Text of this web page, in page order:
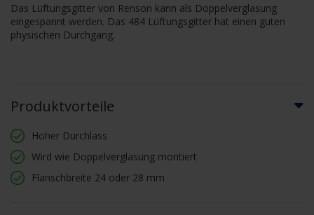
Das Lüftungsgitter von Renson kann als Doppelverglasung
eingespannt werden. Das 484 Lüftungsgitter hat einen guten
physischen Durchgang.
Produktvorteile
Hoher Durchlass
Wird wie Doppelverglasung montiert
Flanschbreite 24 oder 28 mm